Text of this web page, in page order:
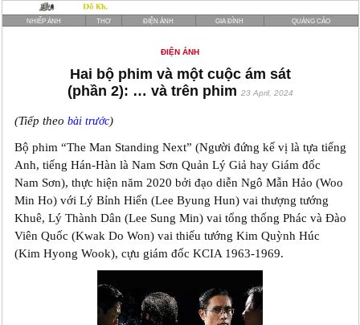
NHIẾP ẢNH THƠ ĐIỆN ẢNH GIA ĐÌNH QUẢNG CÁO
ĐIỆN ẢNH
Hai bộ phim và một cuộc ám sát
(phần 2): … và trên phim 23 April, 2024
(Tiếp theo bài trước)
Bộ phim “The Man Standing Next” (Người đứng kế vị là tựa tiếng
Anh, tiếng Hán-Hàn là Nam Sơn Quản Lý Giả hay Giám đốc
Nam Sơn), thực hiện năm 2020 bởi đạo diễn Ngô Mẫn Hảo (Woo
Min Ho) với Lý Bỉnh Hiến (Lee Byung Hun) vai thượng tướng
Khuê, Lý Thành Dân (Lee Sung Min) vai tổng thống Phác và Đào
Viên Quốc (Kwak Do Won) vai thiếu tướng Kim Quỳnh Húc
(Kim Hyong Wook), cựu giám đốc KCIA 1963-1969.